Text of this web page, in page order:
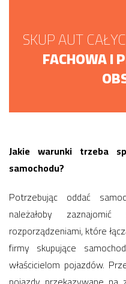
SKUP AUT
FACHOWA I
Jakie warunki trzeba
samochodu?
Potrzebując oddać
należałoby
rozporządzeniami, które
firmy skupujące
właścicielom pojazdów.